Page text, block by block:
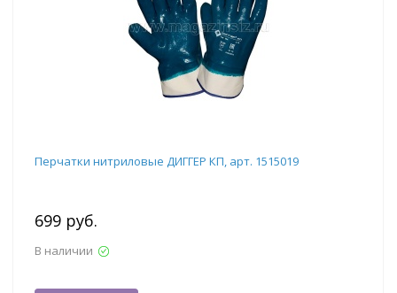
Перчатки нитриловые ДИГГЕР КП, арт. 1515019
699 руб.
В наличии